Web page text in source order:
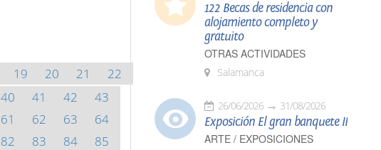
19 20 21
22
40 41 42
43
61 62 63
64
82 83 84
85
122 Becas de residencia con
alojamiento completo y
gratuito
OTRAS ACTIVIDADES
Salamanca
26/06/2026 31/08/2026
Exposición El gran banquete II
ARTE / EXPOSICIONES